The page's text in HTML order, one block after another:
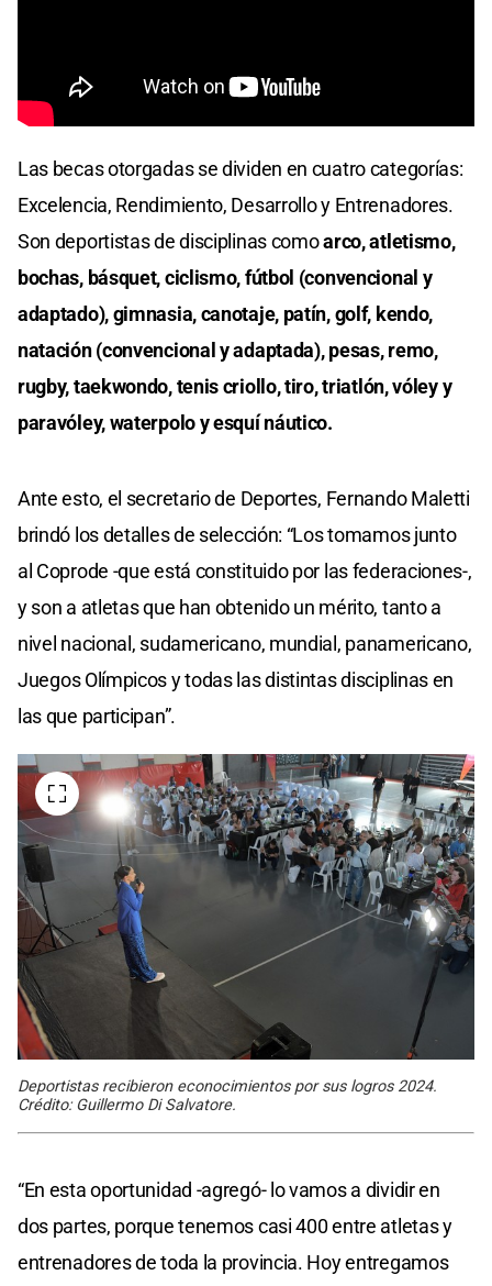
Las becas otorgadas se dividen en cuatro categorías:
Excelencia, Rendimiento, Desarrollo y Entrenadores.
Son deportistas de disciplinas comoarco, atletismo,
bochas, básquet, ciclismo, fútbol (convencional y
adaptado), gimnasia, canotaje, patín, golf, kendo,
natación (convencional y adaptada), pesas, remo,
rugby, taekwondo, tenis criollo, tiro, triatlón, vóley y
paravóley, waterpolo y esquí náutico.
Ante esto, el secretario de Deportes, Fernando Maletti
brindó los detalles de selección: “Los tomamos junto
al Coprode -que está constituido por las federaciones-,
y son a atletas que han obtenido un mérito, tanto a
nivel nacional, sudamericano, mundial, panamericano,
Juegos Olímpicos y todas las distintas disciplinas en
las que participan”.
Deportistas recibieron econocimientos por sus logros 2024.
Crédito: Guillermo Di Salvatore.
“En esta oportunidad -agregó- lo vamos a dividir en
dos partes, porque tenemos casi 400 entre atletas y
entrenadores de toda la provincia. Hoy entregamos